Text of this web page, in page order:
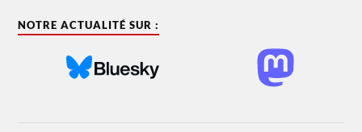
NOTRE ACTUALITÉ SUR :